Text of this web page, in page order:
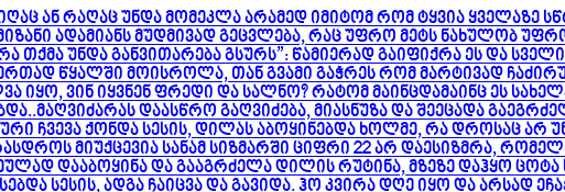
ან რაღაც უნდა მომეკლა არამედ იმიტომ რომ ტყვია ყველაზე
ადამიანს მუდმივად გეცვლება, რაც უფრო მეტს ნახულობ
თქმა უნდა განვითარება გსურს”: წამიერად გაიფიქრა ეს და
წყალში მოისროლა, თან გვამი გაჭრეს რომ მარტივად
იყო, ვინ იყვნენ ფრედი და სალნო? რატომ მაინცდამაინც ეს
დაასწრო გაღვიძება, მიასნუზა და შეეცადა
ჩვევა ქონდა სესის, დილას აბოყინებდა ხოლმე, რა დროსაც არ
მიუქცევია სანამ სიზმარში ციფრი 22 არ დაესიზმრა,
დააბოყინა და გააგრძელა დილის რუტინა, მზეზე დაჰყო
სესის, ადგა ჩაიცვა და გავიდა. ჰო კვირა დღე იყო და არსად